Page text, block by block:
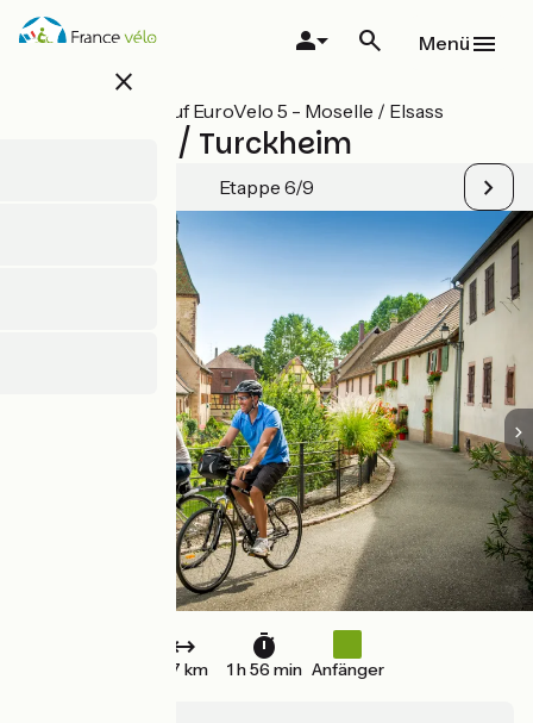
Direkt
zum
close
Menü
Alle Etappen auf EuroVelo 5 - Moselle / Elsass
Châtenois / Turckheim
Etappe 6/9
27 km 1 h 56 min Anfänger